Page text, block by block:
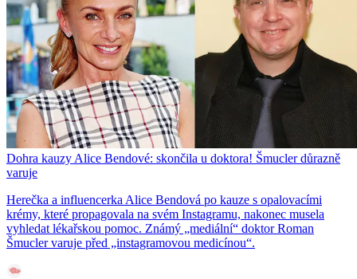
Dohra kauzy Alice Bendové: skončila u doktora! Šmucler důrazně
varuje
Herečka a influencerka Alice Bendová po kauze s opalovacími
krémy, které propagovala na svém Instagramu, nakonec musela
vyhledat lékařskou pomoc. Známý „mediální“ doktor Roman
Šmucler varuje před „instagramovou medicínou“.